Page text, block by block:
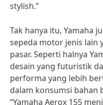
stylish.”
Tak hanya itu, Yamaha
sepeda motor jenis lain
pasar. Seperti halnya
desain yang futuristik
performa yang lebih
dalam konsumsi bahan
“Yamaha Aerox 155